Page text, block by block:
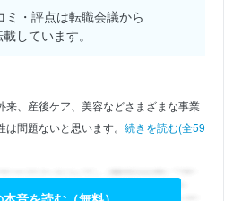
・評点は転職会議から
しています。
来、産後ケア、美容などさまざまな事業
問題ないと思います。 続きを読む(全59